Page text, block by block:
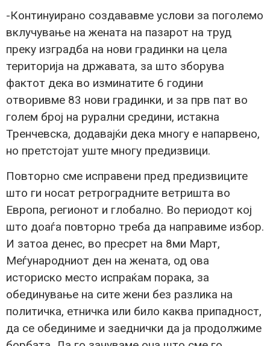
-Континуирано создававме услови за поголемо
вклучување на жената на пазарот на труд
преку изградба на нови градинки на цела
територија на државата, за што зборува
фактот дека во изминатите 6 години
отворивме 83 нови градинки, и за прв пат во
голем број на рурални средини, истакна
Тренчевска, додавајќи дека многу е напарвено,
но претстојат уште многу предизвици.
Повторно сме исправени пред предизвиците
што ги носат ретроградните ветришта во
Европа, регионот и глобално. Во периодот кој
што доаѓа повторно треба да направиме избор.
И затоа денес, во пресрет на 8ми Март,
Меѓународниот ден на жената, од ова
историско место испраќам порака, за
обединување на сите жени без разлика на
политичка, етничка или било каква припадност,
да се обединиме и заеднички да ја продолжиме